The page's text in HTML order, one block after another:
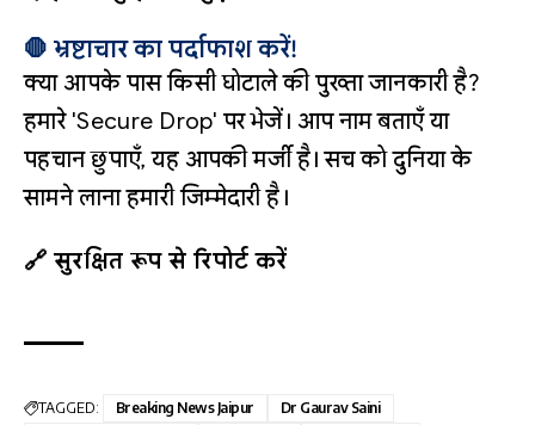
🛑 भ्रष्टाचार का पर्दाफाश करें!
क्या आपके पास किसी घोटाले की पुख्ता जानकारी है?
हमारे 'Secure Drop' पर भेजें। आप नाम बताएँ या
पहचान छुपाएँ, यह आपकी मर्जी है। सच को दुनिया के
सामने लाना हमारी जिम्मेदारी है।
🔗 सुरक्षित रूप से रिपोर्ट करें
TAGGED: Breaking News Jaipur
Dr Gaurav Saini